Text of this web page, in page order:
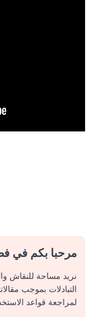
مرحبا بكم في
نريد مساحة للنقاش
التبادلات بموجب
لمراجعة قواعد